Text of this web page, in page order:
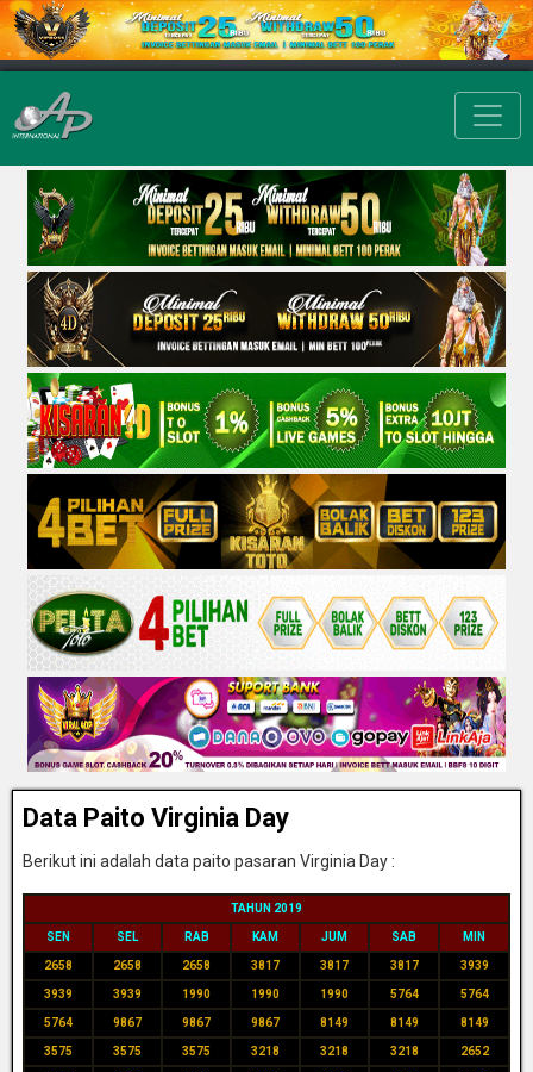
Data Paito Virginia Day
Berikut ini adalah data paito pasaran Virginia Day :
TAHUN 2019
SEN SEL RAB KAM JUM SAB MIN
2658 2658 2658 3817 3817 3817 3939
3939 3939 1990 1990 1990 5764 5764
5764 9867 9867 9867 8149 8149 8149
3575 3575 3575 3218 3218 3218 2652